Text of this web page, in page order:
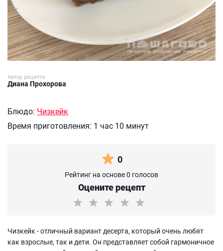
Автор рецепта:
Диана Прохорова
Блюдо: Чизкейк
Время приготовления: 1 час 10 минут
0
Рейтинг на основе 0 голосов
Оцените рецепт
Чизкейк - отличный вариант десерта, который очень любят
как взрослые, так и дети. Он представляет собой гармоничное